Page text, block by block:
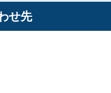
せ先